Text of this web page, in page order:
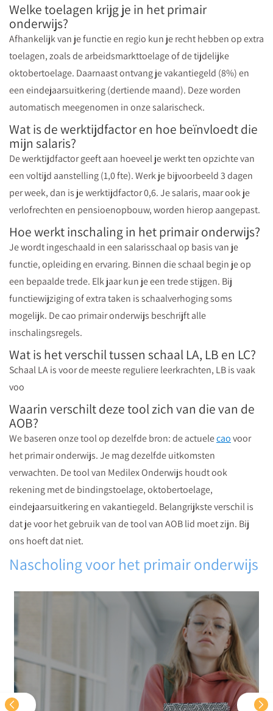
Welke toelagen krijg je in het primair
onderwijs?
Afhankelijk van je functie en regio kun je recht hebben op extra
toelagen, zoals de arbeidsmarkttoelage of de tijdelijke
oktobertoelage. Daarnaast ontvang je vakantiegeld (8%) en
een eindejaarsuitkering (dertiende maand). Deze worden
automatisch meegenomen in onze salarischeck.
Wat is de werktijdfactor en hoe beïnvloedt die
mijn salaris?
De werktijdfactor geeft aan hoeveel je werkt ten opzichte van
een voltijd aanstelling (1,0 fte). Werk je bijvoorbeeld 3 dagen
per week, dan is je werktijdfactor 0,6. Je salaris, maar ook je
verlofrechten en pensioenopbouw, worden hierop aangepast.
Hoe werkt inschaling in het primair onderwijs?
Je wordt ingeschaald in een salarisschaal op basis van je
functie, opleiding en ervaring. Binnen die schaal begin je op
een bepaalde trede. Elk jaar kun je een trede stijgen. Bij
functiewijziging of extra taken is schaalverhoging soms
mogelijk. De cao primair onderwijs beschrijft alle
inschalingsregels.
Wat is het verschil tussen schaal LA, LB en LC?
Schaal LA is voor de meeste reguliere leerkrachten, LB is vaak
voo
Waarin verschilt deze tool zich van die van de
AOB?
We baseren onze tool op dezelfde bron: de actuelecaovoor
het primair onderwijs. Je mag dezelfde uitkomsten
verwachten. De tool van Medilex Onderwijs houdt ook
rekening met de bindingstoelage, oktobertoelage,
eindejaarsuitkering en vakantiegeld. Belangrijkste verschil is
dat je voor het gebruik van de tool van AOB lid moet zijn. Bij
ons hoeft dat niet.
Nascholing voor het primair onderwijs
Leerlingen
met
psychische
problemen